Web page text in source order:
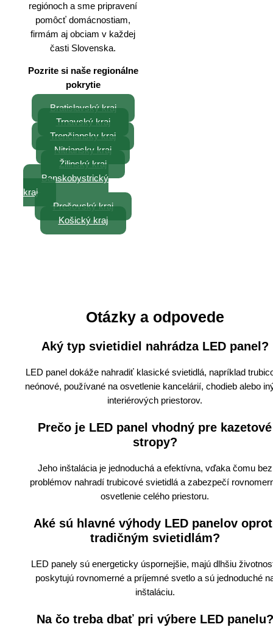
regiónoch a sme pripravení
pomôcť domácnostiam,
firmám aj obciam v každej
časti Slovenska.
Pozrite si naše regionálne
pokrytie
Bratislavský kraj
Trnavský kraj
Trenčiansky kraj
Nitriansky kraj
Žilinský kraj
Banskobystrický
kraj
Prešovský kraj
Košický kraj
Otázky a odpovede
Aký typ svietidiel nahrádza LED panel?
LED panel dokáže nahradiť klasické svietidlá, napríklad
neónové, používané na osvetlenie kancelárií, chodieb alebo
interiérových priestorov.
Prečo je LED panel vhodný pre kazetové
stropy?
Jeho inštalácia je jednoduchá a efektívna, vďaka čomu bez
problémov nahradí trubicové svietidlá a zabezpečí
osvetlenie celého priestoru.
Aké sú hlavné výhody LED panelov
tradičným svietidlám?
LED panely sú energeticky úspornejšie, majú dlhšiu
poskytujú rovnomerné a príjemné svetlo a sú jednoduché
inštaláciu.
Na čo treba dbať pri výbere LED panelu?